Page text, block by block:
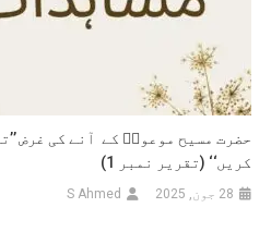
حضرت مسیح موعودؑ کے آنے کی غرض
کریں‘‘ (تقریر نمبر 1)
28 جون, 2025 S Ahmed